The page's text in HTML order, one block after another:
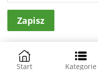
Projekt i wykonanie
Start Kategorie